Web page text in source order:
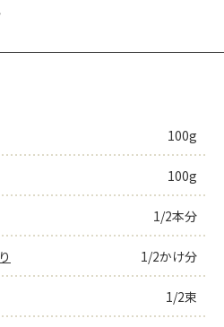
100g
100g
1/2本分
1/2かけ分
1/2束